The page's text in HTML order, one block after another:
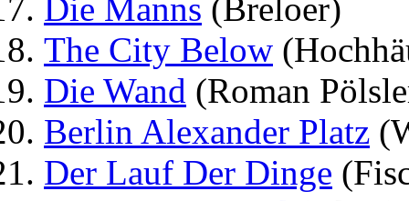
Die Manns (Breloer)
The City Below
Die Wand (Roman
Berlin Alexander Platz
Der Lauf Der Dinge